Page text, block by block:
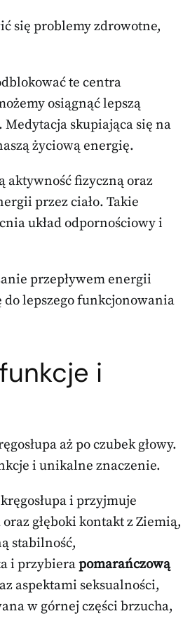
się problemy zdrowotne,
te centra
osiągnąć lepszą
skupiająca się na
życiową energię.
aktywność fizyczną oraz
przez ciało. Takie
układ odpornościowy i
przepływem energii
lepszego funkcjonowania
i
aż po czubek głowy.
i unikalne znaczenie.
i przyjmuje
głęboki kontakt z Ziemią,
stabilność,
i przybierapomarańczową
aspektami seksualności,
w górnej części brzucha,